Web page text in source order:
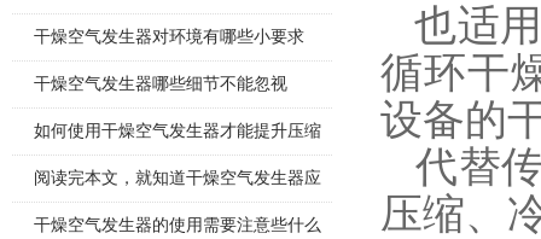
作有哪些
干燥空气发生器对环境有哪些小要求
干燥空气发生器哪些细节不能忽视
如何使用干燥空气发生器才能提升压缩
空气的纯净度？
阅读完本文，就知道干燥空气发生器应
该注意哪几点小问题
干燥空气发生器的使用需要注意些什么
也适
循环干
设备的
代替
压缩、